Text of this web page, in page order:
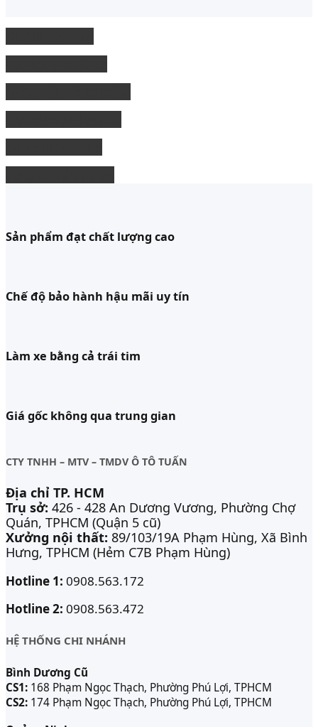
Sản phẩm đạt chất lượng cao
Chế độ bảo hành hậu mãi uy tín
Làm xe bằng cả trái tim
Giá gốc không qua trung gian
CTY TNHH – MTV – TMDV Ô TÔ TUẤN
Địa chỉ TP. HCM
Trụ sở: 426 - 428 An Dương Vương, Phường Chợ
Quán, TPHCM (Quận 5 cũ)
Xưởng nội thất: 89/103/19A Phạm Hùng, Xã Bình
Hưng, TPHCM (Hẻm C7B Phạm Hùng)
Hotline 1: 0908.563.172
Hotline 2: 0908.563.472
HỆ THỐNG CHI NHÁNH
Bình Dương Cũ
CS1: 168 Phạm Ngọc Thạch, Phường Phú Lợi, TPHCM
CS2: 174 Phạm Ngọc Thạch, Phường Phú Lợi, TPHCM